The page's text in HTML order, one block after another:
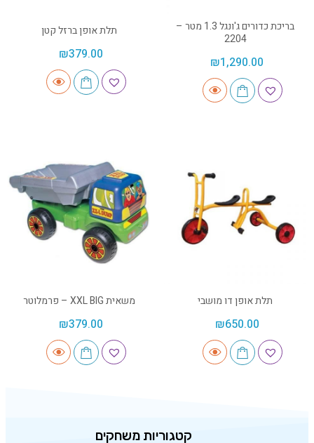
בריכת כדורים ג'ונגל 1.3 מטר –
2204
₪1,290.00
תלת אופן ברזל קטן
₪379.00
תלת אופן דו מושבי
₪650.00
משאית XXL BIG – פרמלוטר
₪379.00
קטגוריות משחקים